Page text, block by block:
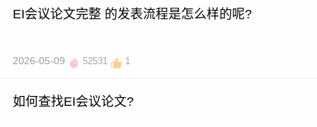
EI会议论文完整 的发表流程是怎么样的呢?
2026-05-09 52531 1
如何查找EI会议论文?